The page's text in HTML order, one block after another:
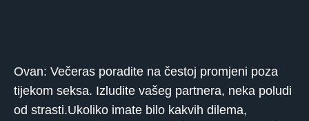
Ovan: Večeras poradite na čestoj promjeni poza
tijekom seksa. Izludite vašeg partnera, neka poludi
od strasti.Ukoliko imate bilo kakvih dilema,